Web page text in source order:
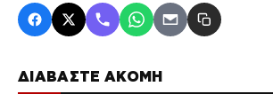
ΔΙΑΒΑΣΤΕ ΑΚΟΜΗ